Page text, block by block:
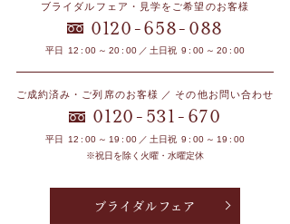
ブライダルフェア・見学をご希望のお客様
0120 -658- 088
平日 12 : 00 ～ 20 : 00 ／ 土日祝 9 : 00 ～ 20 : 00
ご成約済み・ご列席のお客様 ／ その他お問い合わせ
0120 - 531 - 670
平日 12 : 00 ～ 19 : 00 ／ 土日祝 9 : 00 ～ 19 : 00
※祝日を除く火曜・水曜定休
ブライダルフェア